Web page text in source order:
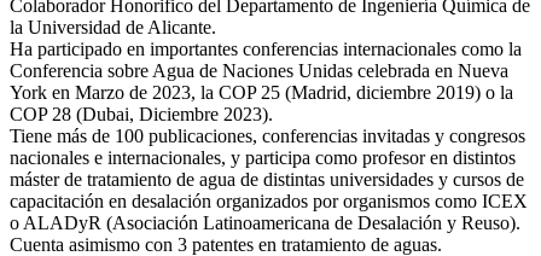
Colaborador Honorifico del Departamento de Ingeniería Química de
la Universidad de Alicante.
Ha participado en importantes conferencias internacionales como la
Conferencia sobre Agua de Naciones Unidas celebrada en Nueva
York en Marzo de 2023, la COP 25 (Madrid, diciembre 2019) o la
COP 28 (Dubai, Diciembre 2023).
Tiene más de 100 publicaciones, conferencias invitadas y congresos
nacionales e internacionales, y participa como profesor en distintos
máster de tratamiento de agua de distintas universidades y cursos de
capacitación en desalación organizados por organismos como ICEX
o ALADyR (Asociación Latinoamericana de Desalación y Reuso).
Cuenta asimismo con 3 patentes en tratamiento de aguas.